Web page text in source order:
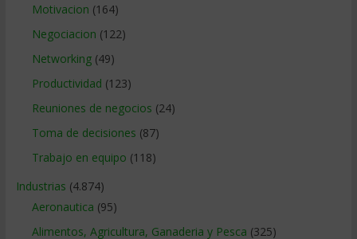
Motivacion (164)
Negociacion (122)
Networking(49)
Productividad (123)
Reuniones de negocios (24)
Toma de decisiones (87)
Trabajo en equipo (118)
Industrias (4.874)
Aeronautica (95)
Alimentos, Agricultura, Ganaderia y Pesca (325)